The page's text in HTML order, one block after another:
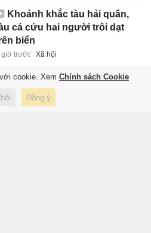
Khoảnh khắc tàu hải quân,
cá cứu hai người trôi dạt
biển
giờ trước Xã hội
Dùng thiết bị không người lái
tìm du khách mất tích ở biển
cookie. Xem Chính sách Cookie
Đồng ý